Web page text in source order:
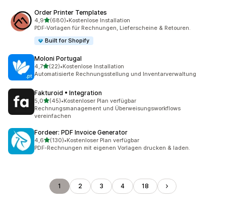
Order Printer Templates
4,9von 5 Sternen
(680)
680 Rezensionen insgesamt
•Kostenlose Installation
PDF-Vorlagen für Rechnungen, Lieferscheine & Retouren.
Built for Shopify
Moloni Portugal
4,7von 5 Sternen
(22)
22 Rezensionen insgesamt
•Kostenlose Installation
Automatisierte Rechnungsstellung und Inventarverwaltung
Fakturoid • Integration
5,0von 5 Sternen
(45)
45 Rezensionen insgesamt
•Kostenloser Plan verfügbar
Rechnungsmanagement und Überweisungsworkflows
vereinfachen
Fordeer: PDF Invoice Generator
4,6von 5 Sternen
(130)
130 Rezensionen insgesamt
•Kostenloser Plan verfügbar
PDF-Rechnungen mit eigenen Vorlagen drucken & laden.
1 2 3 4 18